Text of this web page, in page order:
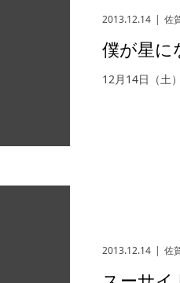
2013.12.14 佐
僕が星に
12月14日（土
2013.12.14 佐